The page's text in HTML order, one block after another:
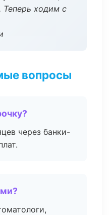
ходим с
вопросы
через банки-